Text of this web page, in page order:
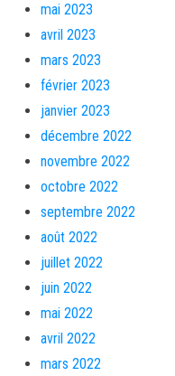
mai 2023
avril 2023
mars 2023
février 2023
janvier 2023
décembre 2022
novembre 2022
octobre 2022
septembre 2022
août 2022
juillet 2022
juin 2022
mai 2022
avril 2022
mars 2022